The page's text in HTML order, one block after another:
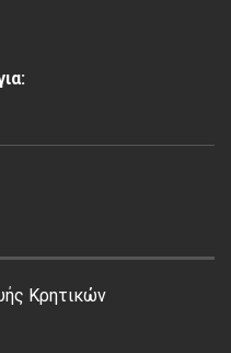
Κρητικών